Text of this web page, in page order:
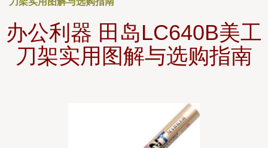
办公利器 田岛LC640B美工
刀架实用图解与选购指南